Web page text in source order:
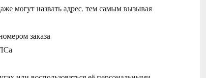
могут назвать адрес, тем самым вызывая
заказа